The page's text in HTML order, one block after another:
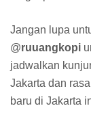
Jangan lupa
@ruuangkopi
jadwalkan
Jakarta dan
baru di Jakarta